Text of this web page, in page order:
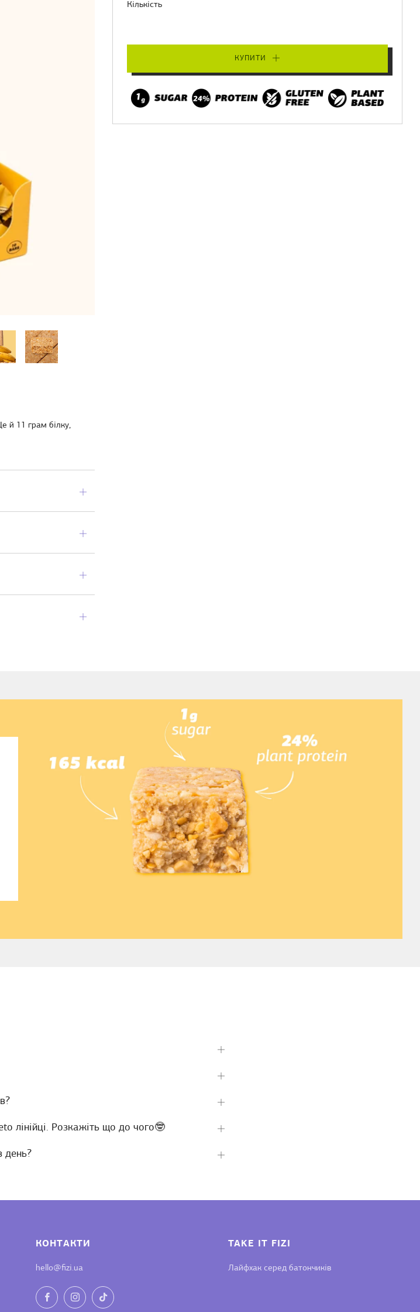
Кількість
КУПИТИ
й 11 грам білку,
Відкрити
Відкрити
Відкрити
Відкрити
Відкрити
Відкрити
Відкрити
лінійці. Розкажіть що до чого🤓 Відкрити
день? Відкрити
КОНТАКТИ
hello@fizi.ua
FacebookInstagramTikTok
TAKE IT FIZI
Лайфхак серед батончиків